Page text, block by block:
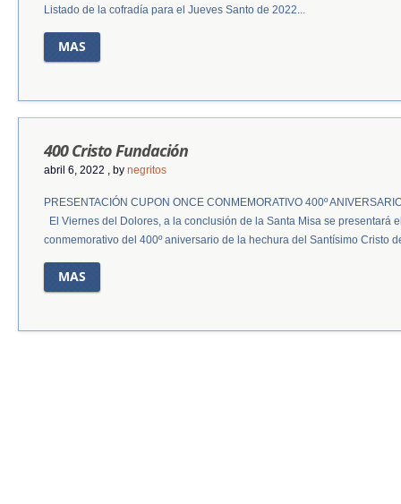
Listado de la cofradía para el Jueves Santo de 2022...
MAS
400 Cristo Fundación
abril 6, 2022 , by negritos
PRESENTACIÓN CUPON ONCE CONMEMORATIVO 400º
El Viernes del Dolores, a la conclusión de la Santa Misa se presentará
conmemorativo del 400º aniversario de la hechura del Santísimo Cristo
MAS